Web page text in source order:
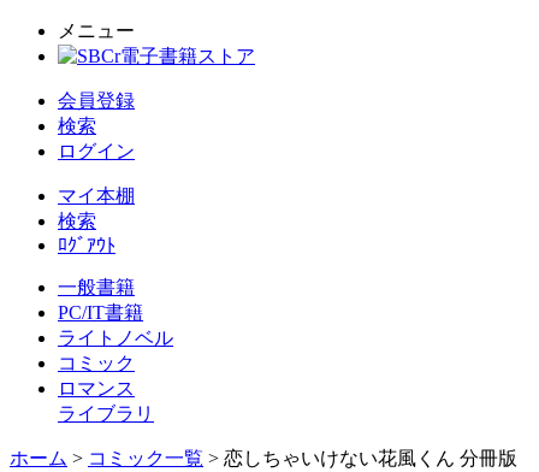
メニュー
会員登録
検索
ログイン
マイ本棚
検索
ﾛｸﾞｱｳﾄ
一般書籍
PC/IT書籍
ライトノベル
コミック
ロマンス
ライブラリ
ホーム > コミック一覧 > 恋しちゃいけない花風くん 分冊版